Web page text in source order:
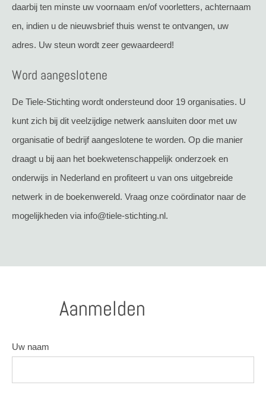
daarbij ten minste uw voornaam en/of voorletters, achternaam
en, indien u de nieuwsbrief thuis wenst te ontvangen, uw
adres. Uw steun wordt zeer gewaardeerd!
Word aangeslotene
De Tiele-Stichting wordt ondersteund door 19 organisaties. U
kunt zich bij dit veelzijdige netwerk aansluiten door met uw
organisatie of bedrijf aangeslotene te worden. Op die manier
draagt u bij aan het boekwetenschappelijk onderzoek en
onderwijs in Nederland en profiteert u van ons uitgebreide
netwerk in de boekenwereld. Vraag onze coördinator naar de
mogelijkheden via info@tiele-stichting.nl.
Aanmelden
Uw naam